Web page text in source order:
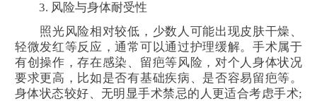
3. 风险与身体耐受性
照光风险相对较低，少数人可能出现皮肤干燥、
轻微发红等反应，通常可以通过护理缓解。手术属于
有创操作，存在感染、留疤等风险，对个人身体状况
要求更高，比如是否有基础疾病、是否容易留疤等。
身体状态较好、无明显手术禁忌的人更适合考虑手术;